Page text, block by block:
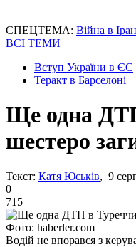
СПЕЦТЕМА: Війна в
ВСІ ТЕМИ
Вступ України в ЄС
Теракт в Барселоні
Ще одна
шестеро
Текст: Катя Юськів, 9
0
715
Фото: haberler.com
Водій не впорався з